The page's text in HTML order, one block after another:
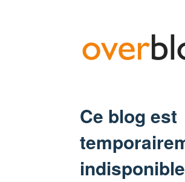
Ce blog est
indisponible